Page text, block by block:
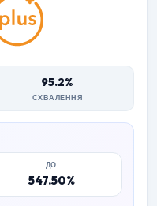
95.2%
СХВАЛЕННЯ
ДО
547.50%